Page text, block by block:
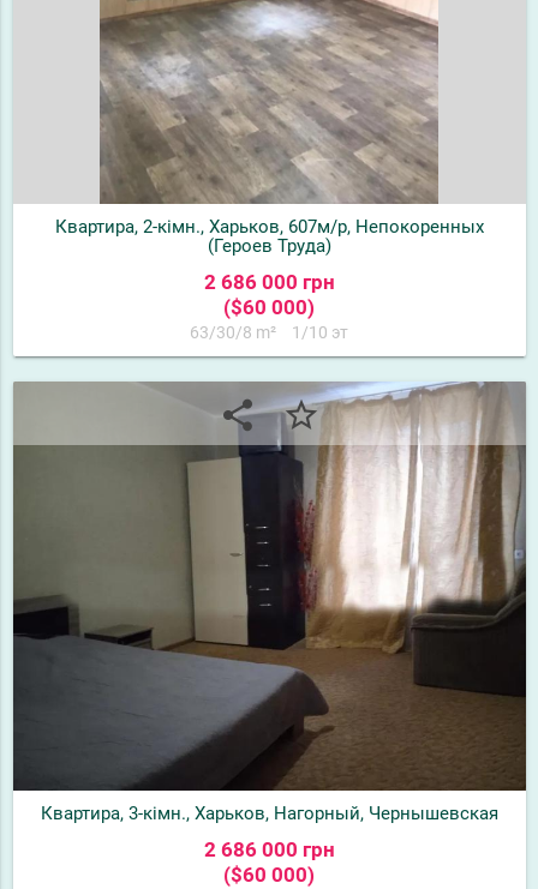
Квартира, 2-кімн., Харьков, 607м/р, Непокоренных
(Героев Труда)
2 686 000 грн
($60 000)
63/30/8 m² 1/10 эт
share star_border
Квартира, 3-кімн., Харьков, Нагорный, Чернышевская
2 686 000 грн
($60 000)